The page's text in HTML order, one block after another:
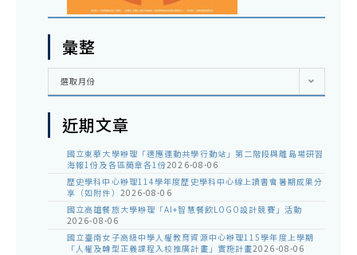
彙整
彙
選取月份
近期文章
國立東華大學辦理「適應運動共學行動站」第二階段與離島場研習
海報1份及各區簡章各1份2026-08-06
歷史學科中心辦理114學年度歷史學科中心線上讀書會暑期成果分
享（如附件） 2026-08-06
國立高雄餐旅大學辦理「AI+智慧餐飲LOGO設計競賽」活動
2026-08-06
國立臺南女子高級中學人權教育資源中心辦理115學年度上學期
「人權及轉型正義課程入校推廣計畫」實施計畫2026-08-06